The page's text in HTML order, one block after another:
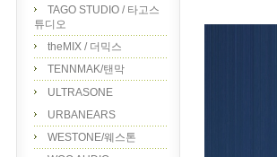
TAGO STUDIO / 타고스
튜디오
theMIX / 더믹스
TENNMAK/탠막
ULTRASONE
URBANEARS
WESTONE/웨스톤